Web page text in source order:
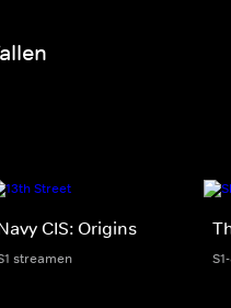
CIS: Origins
streamen